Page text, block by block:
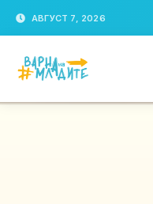
АВГУСТ 7, 2026